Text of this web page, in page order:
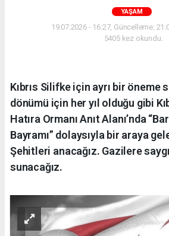
YAŞAM
19.07.2026 - 16:27, Güncelleme:
5405 kez okundu.
Kıbrıs Silifke için ayrı bir öneme
dönümü için her yıl olduğu gibi
Hatıra Ormanı Anıt Alanı’nda
Bayramı” dolaysıyla bir araya
Şehitleri anacağız. Gazilere
sunacağız.